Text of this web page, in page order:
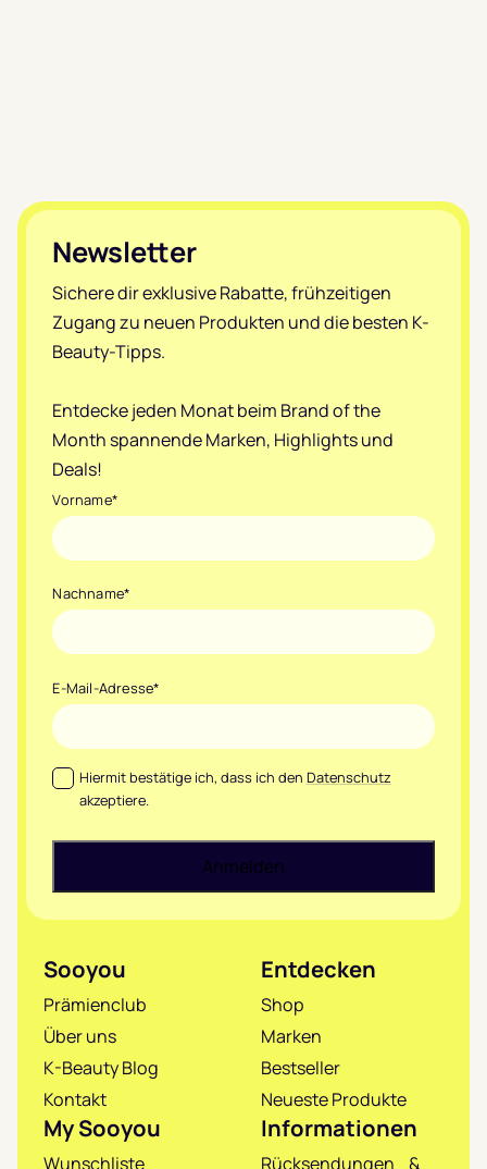
Footer
Newsletter
Sichere dir exklusive Rabatte, frühzeitigen
Zugang zu neuen Produkten und die besten K-
Beauty-Tipps.
Entdecke jeden Monat beim Brand of the
Month spannende Marken, Highlights und
Deals!
Vorname*
Nachname*
E-Mail-Adresse*
Datenschutz*
Hiermit bestätige ich, dass ich den Datenschutz
akzeptiere.
Sooyou
Prämienclub
Über uns
K-Beauty Blog
Kontakt
Entdecken
Shop
Marken
Bestseller
Neueste Produkte
My Sooyou
Wunschliste
Informationen
Rücksendungen &